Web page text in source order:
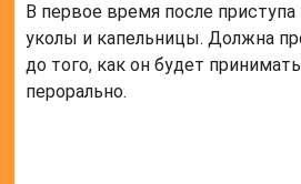
В первое время после
уколы и капельницы. Должна
до того, как он будет
перорально.